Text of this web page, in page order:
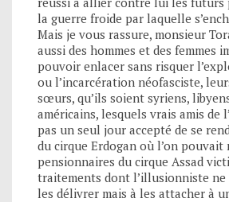
la guerre froide par laquelle
Mais je vous rassure, monsieur
aussi des hommes et des femmes
pouvoir enlacer sans risquer
ou l’incarcération néofasciste,
sœurs, qu’ils soient syriens,
américains, lesquels vrais amis de
pas un seul jour accepté de se
du cirque Erdogan où l’on pouvait
pensionnaires du cirque Assad
traitements dont l’illusionniste ne
les délivrer mais à les attacher à